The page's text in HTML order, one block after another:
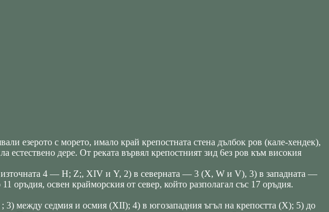
езерото с морето, имало край крепостната стена дълбок ров (кале-хендек),
естествено дере. От реката вървял крепостният зид 6ез ров към високия
източната 4 — Н; Z;, XIV и Y, 2) в северната — 3 (X, W и V), 3) в западната —
освен крайморския от север, който разполагал със 17 оръдия.
между седмия и осмия (ХІІ); 4) в югозападния ъгъл на крепостта (X); 5) до